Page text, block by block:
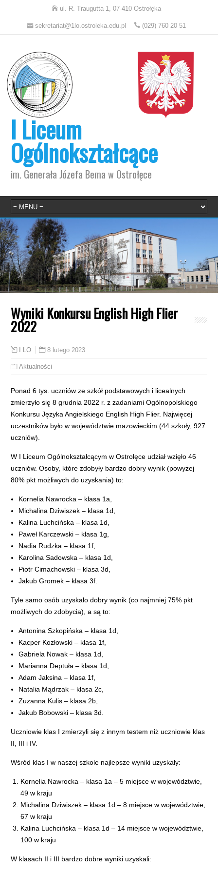
ul. R. Traugutta 1, 07-410 Ostrołęka
sekretariat@1lo.ostroleka.edu.pl (029) 760 20 51
I Liceum
Ogólnokształcące
im. Generała Józefa Bema w Ostrołęce
Wyniki Konkursu English High Flier
2022
I LO 8 lutego 2023
Aktualności
Ponad 6 tys. uczniów ze szkół podstawowych i licealnych
zmierzyło się 8 grudnia 2022 r. z zadaniami Ogólnopolskiego
Konkursu Języka Angielskiego English High Flier. Najwięcej
uczestników było w województwie mazowieckim (44 szkoły, 927
uczniów).
W I Liceum Ogólnokształcącym w Ostrołęce udział wzięło 46
uczniów. Osoby, które zdobyły bardzo dobry wynik (powyżej
80% pkt możliwych do uzyskania) to:
Kornelia Nawrocka – klasa 1a,
Michalina Dziwiszek – klasa 1d,
Kalina Luchcińska – klasa 1d,
Paweł Karczewski – klasa 1g,
Nadia Rudzka – klasa 1f,
Karolina Sadowska – klasa 1d,
Piotr Cimachowski – klasa 3d,
Jakub Gromek – klasa 3f.
Tyle samo osób uzyskało dobry wynik (co najmniej 75% pkt
możliwych do zdobycia), a są to:
Antonina Szkopińska – klasa 1d,
Kacper Kozłowski – klasa 1f,
Gabriela Nowak – klasa 1d,
Marianna Deptuła – klasa 1d,
Adam Jaksina – klasa 1f,
Natalia Mądrzak – klasa 2c,
Zuzanna Kulis – klasa 2b,
Jakub Bobowski – klasa 3d.
Uczniowie klas I zmierzyli się z innym testem niż uczniowie klas
II, III i IV.
Wśród klas I w naszej szkole najlepsze wyniki uzyskały:
Kornelia Nawrocka – klasa 1a – 5 miejsce w województwie,
49 w kraju
Michalina Dziwiszek – klasa 1d – 8 miejsce w województwie,
67 w kraju
Kalina Luchcińska – klasa 1d – 14 miejsce w województwie,
100 w kraju
W klasach II i III bardzo dobre wyniki uzyskali: